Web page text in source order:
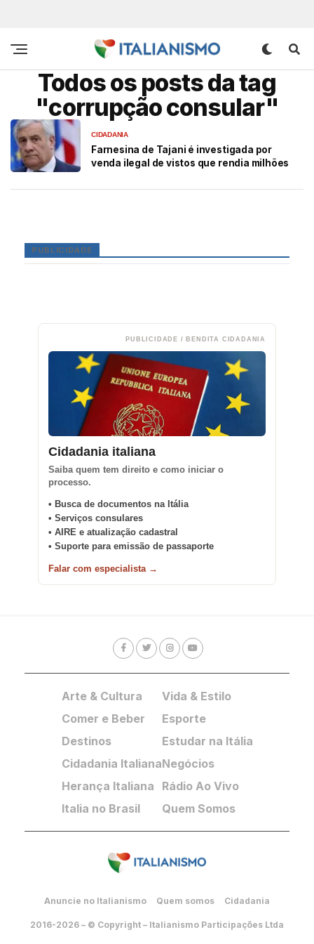
Todos os posts da tag
"corrupção consular"
CIDADANIA
Farnesina de Tajani é investigada por
venda ilegal de vistos que rendia milhões
PUBLICIDADE
PUBLICIDADE / BENDITA CIDADANIA
Cidadania italiana
Saiba quem tem direito e como iniciar o
processo.
• Busca de documentos na Itália
• Serviços consulares
• AIRE e atualização cadastral
• Suporte para emissão de passaporte
Falar com especialista →
Arte & Cultura
Comer e Beber
Destinos
Cidadania Italiana
Herança Italiana
Italia no Brasil
Vida & Estilo
Esporte
Estudar na Itália
Negócios
Rádio Ao Vivo
Quem Somos
Anuncie no Italianismo Quem somos Cidadania
2016-2026 – © Copyright – Italianismo Participações Ltda